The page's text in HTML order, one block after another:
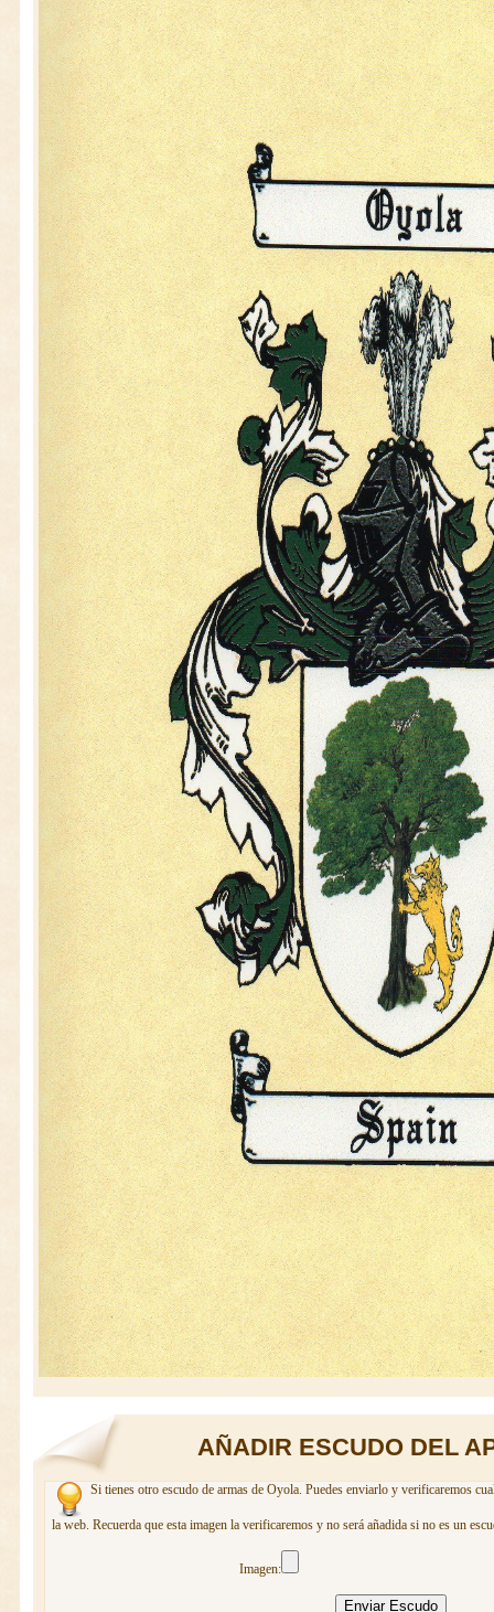
AÑADIR ESCUDO DEL
Si tienes otro escudo de armas de Oyola. Puedes enviarlo y verificaremos
la web. Recuerda que esta imagen la verificaremos y no será añadida si no es un
Imagen: